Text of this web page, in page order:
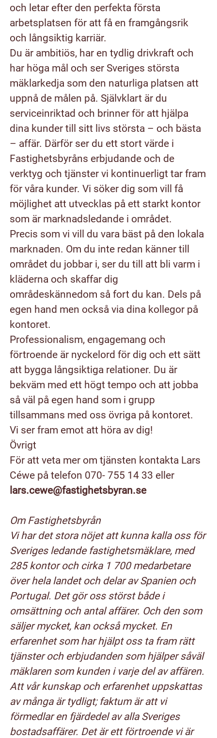
och letar efter den perfekta första
arbetsplatsen för att få en framgångsrik
och långsiktig karriär.
Du är ambitiös, har en tydlig drivkraft och
har höga mål och ser Sveriges största
mäklarkedja som den naturliga platsen att
uppnå de målen på. Självklart är du
serviceinriktad och brinner för att hjälpa
dina kunder till sitt livs största – och bästa
– affär. Därför ser du ett stort värde i
Fastighetsbyråns erbjudande och de
verktyg och tjänster vi kontinuerligt tar fram
för våra kunder. Vi söker dig som vill få
möjlighet att utvecklas på ett starkt kontor
som är marknadsledande i området.
Precis som vi vill du vara bäst på den lokala
marknaden. Om du inte redan känner till
området du jobbar i, ser du till att bli varm i
kläderna och skaffar dig
områdeskännedom så fort du kan. Dels på
egen hand men också via dina kollegor på
kontoret.
Professionalism, engagemang och
förtroende är nyckelord för dig och ett sätt
att bygga långsiktiga relationer. Du är
bekväm med ett högt tempo och att jobba
så väl på egen hand som i grupp
tillsammans med oss övriga på kontoret.
Vi ser fram emot att höra av dig!
Övrigt
För att veta mer om tjänsten kontakta Lars
Céwe på telefon 070- 755 14 33 eller
lars.cewe@fastighetsbyran.se
Om Fastighetsbyrån
Vi har det stora nöjet att kunna kalla oss för
Sveriges ledande fastighetsmäklare, med
285 kontor och cirka 1 700 medarbetare
över hela landet och delar av Spanien och
Portugal. Det gör oss störst både i
omsättning och antal affärer. Och den som
säljer mycket, kan också mycket. En
erfarenhet som har hjälpt oss ta fram rätt
tjänster och erbjudanden som hjälper såväl
mäklaren som kunden i varje del av affären.
Att vår kunskap och erfarenhet uppskattas
av många är tydligt; faktum är att vi
förmedlar en fjärdedel av alla Sveriges
bostadsaffärer. Det är ett förtroende vi är